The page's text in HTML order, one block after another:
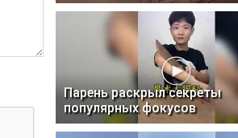
Парень раскрыл секреты
популярных фокусов